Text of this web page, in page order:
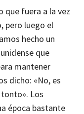
que fuera a la vez
pero luego el
hecho un
que
mantener
dicho: «No, es
Los
época bastante